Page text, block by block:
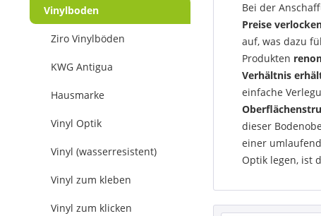
Vinylboden
Ziro Vinylböden
KWG Antigua
Hausmarke
Vinyl Optik
Vinyl (wasserresistent)
Vinyl zum kleben
Vinyl zum klicken
Bei der
Preise
auf, was dazu
Produkten
Verhältnis
einfache
dieser
einer
Optik legen, ist